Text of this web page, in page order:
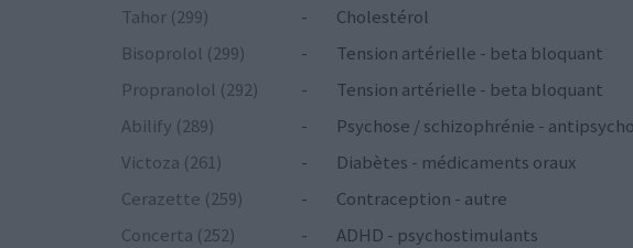
Tahor (299)
-
Cholestérol
Bisoprolol (299)
-
Tension artérielle - beta bloquant
Propranolol (292)
-
Tension artérielle - beta bloquant
Abilify (289)
-
Psychose / schizophrénie -
Victoza (261)
-
Diabètes - médicaments oraux
Cerazette (259)
-
Contraception - autre
Concerta (252)
-
ADHD - psychostimulants